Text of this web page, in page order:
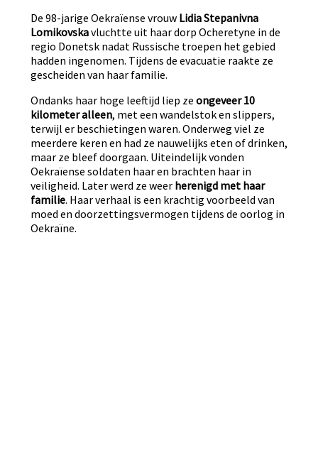
De 98-jarige Oekraïense vrouw Lidia Stepanivna
Lomikovskavluchtte uit haar dorp Ocheretyne in de
regio Donetsk nadat Russische troepen het gebied
hadden ingenomen. Tijdens de evacuatie raakte ze
gescheiden van haar familie.
Ondanks haar hoge leeftijd liep ze ongeveer 10
kilometer alleen, met een wandelstok en slippers,
terwijl er beschietingen waren. Onderweg viel ze
meerdere keren en had ze nauwelijks eten of drinken,
maar ze bleef doorgaan. Uiteindelijk vonden
Oekraïense soldaten haar en brachten haar in
veiligheid. Later werd ze weer herenigd met haar
familie. Haar verhaal is een krachtig voorbeeld van
moed en doorzettingsvermogen tijdens de oorlog in
Oekraïne.